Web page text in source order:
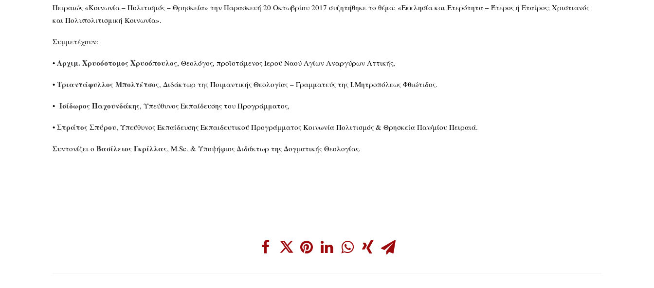
Πειραιώς «Κοινωνία – Πολιτισμός – Θρησκεία» την Παρασκευή 20 Οκτωβρίου 2017 συζητήθηκε το θέμα: «Εκκλησία και Ετερότητα – Έτερος ή Εταίρος; Χριστιανός
και Πολυπολιτισμική Κοινωνία».
Συμμετέχουν:
• Αρχιμ. Χρυσόστομος Χρυσόπουλος, Θεολόγος, προϊστάμενος Ιερού Ναού Αγίων Αναργύρων Αττικής,
• Τριαντάφυλλος Μπολτέτσος, Διδάκτωρ της Ποιμαντικής Θεολογίας – Γραμματεύς της Ι.Μητροπόλεως Φθιώτιδος.
• Ισίδωρος Παχουνδάκης, Υπεύθυνος Εκπαίδευσης του Προγράμματος,
• Στράτος Σπύρου, Υπεύθυνος Εκπαίδευσης Εκπαιδευτικού Προγράμματος Κοινωνία Πολιτισμός & Θρησκεία Παν/μίου Πειραιά.
Συντονίζει ο Βασίλειος Γκρίλλας, M.Sc. & Υποψήφιος Διδάκτωρ της Δογματικής Θεολογίας.